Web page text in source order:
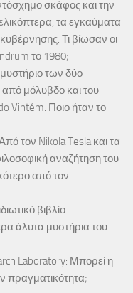
σκάφος και την
τα εγκαύματα
Τι βίωσαν οι
το 1980;
των δύο
μόλυβδο και του
Vintém. Ποιο ήταν το
τον Nikola Tesla και τα
αναζήτηση του
από τον
βιβλίο
άλυτα μυστήρια του
Laboratory: Μπορεί η
πραγματικότητα;